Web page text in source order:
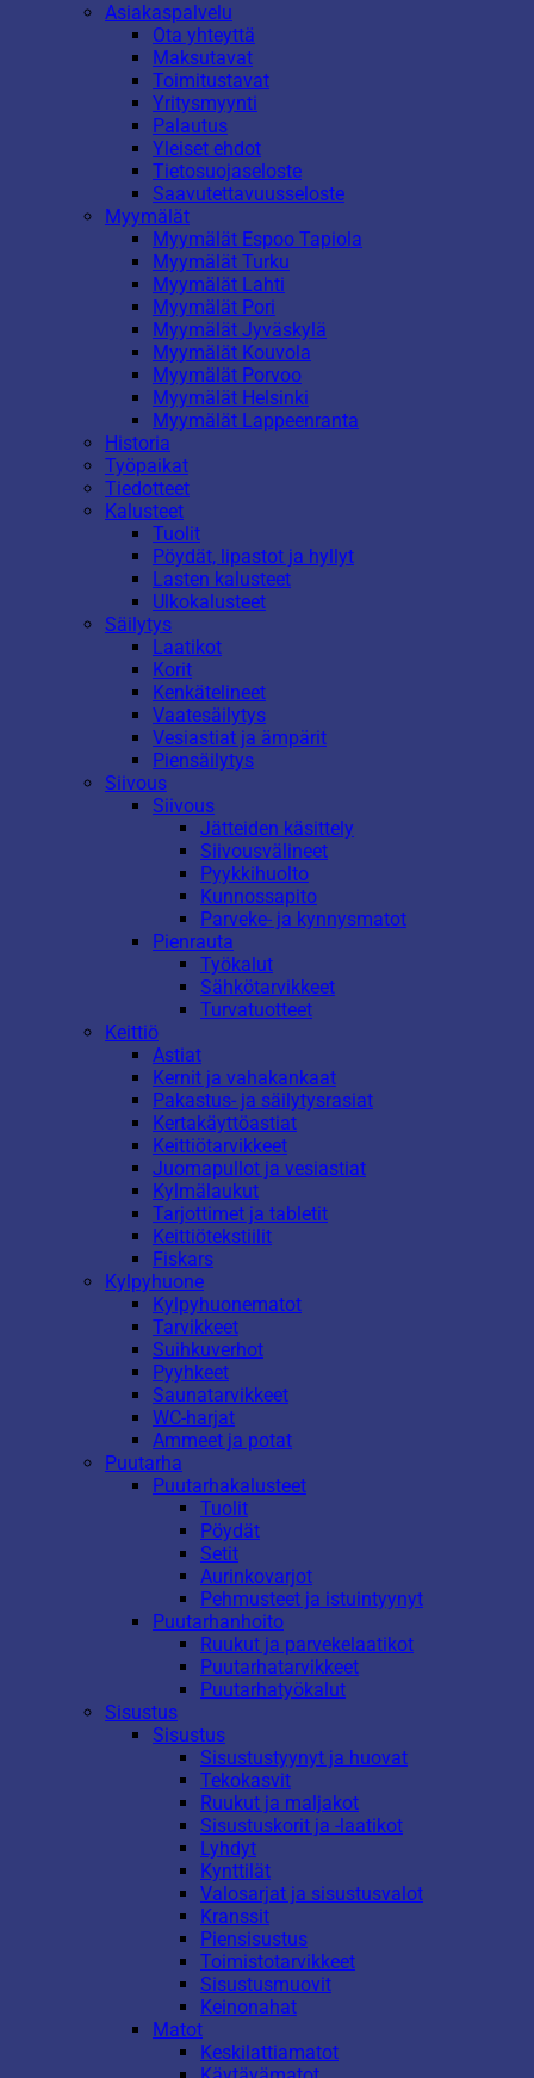
Asiakaspalvelu
Ota yhteyttä
Maksutavat
Toimitustavat
Yritysmyynti
Palautus
Yleiset ehdot
Tietosuojaseloste
Saavutettavuusseloste
Myymälät
Myymälät Espoo Tapiola
Myymälät Turku
Myymälät Lahti
Myymälät Pori
Myymälät Jyväskylä
Myymälät Kouvola
Myymälät Porvoo
Myymälät Helsinki
Myymälät Lappeenranta
Historia
Työpaikat
Tiedotteet
Kalusteet
Tuolit
Pöydät, lipastot ja hyllyt
Lasten kalusteet
Ulkokalusteet
Säilytys
Laatikot
Korit
Kenkätelineet
Vaatesäilytys
Vesiastiat ja ämpärit
Piensäilytys
Siivous
Siivous
Jätteiden käsittely
Siivousvälineet
Pyykkihuolto
Kunnossapito
Parveke- ja kynnysmatot
Pienrauta
Työkalut
Sähkötarvikkeet
Turvatuotteet
Keittiö
Astiat
Kernit ja vahakankaat
Pakastus- ja säilytysrasiat
Kertakäyttöastiat
Keittiötarvikkeet
Juomapullot ja vesiastiat
Kylmälaukut
Tarjottimet ja tabletit
Keittiötekstiilit
Fiskars
Kylpyhuone
Kylpyhuonematot
Tarvikkeet
Suihkuverhot
Pyyhkeet
Saunatarvikkeet
WC-harjat
Ammeet ja potat
Puutarha
Puutarhakalusteet
Tuolit
Pöydät
Setit
Aurinkovarjot
Pehmusteet ja istuintyynyt
Puutarhanhoito
Ruukut ja parvekelaatikot
Puutarhatarvikkeet
Puutarhatyökalut
Sisustus
Sisustus
Sisustustyynyt ja huovat
Tekokasvit
Ruukut ja maljakot
Sisustuskorit ja -laatikot
Lyhdyt
Kynttilät
Valosarjat ja sisustusvalot
Kranssit
Piensisustus
Toimistotarvikkeet
Sisustusmuovit
Keinonahat
Matot
Keskilattiamatot